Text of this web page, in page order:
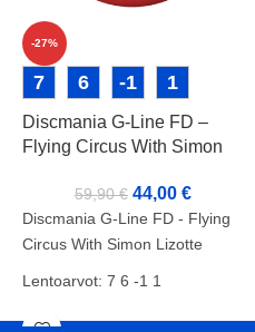
-27%
7 6 -1 1
Discmania G-Line FD –
Flying Circus With Simon
59,90€ 44,00 €
Discmania G-Line FD - Flying
Circus With Simon Lizotte
Lentoarvot: 7 6 -1 1
Kunto: A